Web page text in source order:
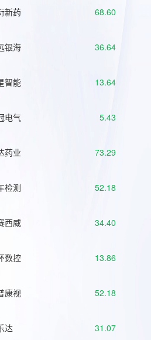
新药 68.60
银海 36.64
智能 13.64
电气 5.43
药业 73.29
检测 52.18
西威 34.40
数控 13.86
康视 52.18
达 31.07